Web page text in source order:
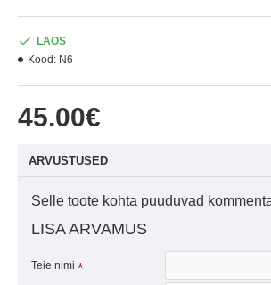
45.00€
LAOS
Kood: N6
ARVUSTUSED
Selle toote kohta puuduvad
LISA ARVAMUS
Teie nimi